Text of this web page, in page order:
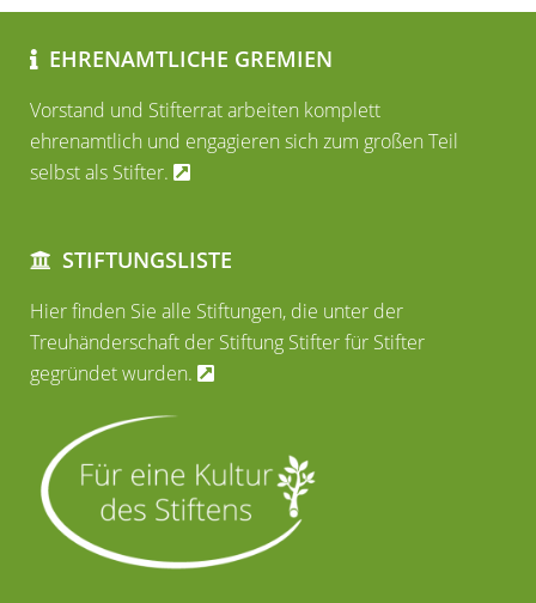
EHRENAMTLICHE GREMIEN
Vorstand und Stifterrat arbeiten komplett
ehrenamtlich und engagieren sich zum großen Teil
selbst als Stifter.
STIFTUNGSLISTE
Hier finden Sie alle Stiftungen, die unter der
Treuhänderschaft der Stiftung Stifter für Stifter
gegründet wurden.